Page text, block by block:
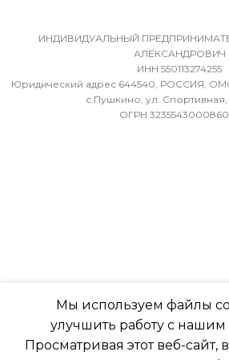
МИН. РАБОЧАЯ ТЕМПЕРАТУРА
ДО
247
ИНДИВИДУАЛЬНЫЙ
АЛЕКСАНДРОВИЧ
ИНН 550113274255
Юридический адрес 644540, РОССИЯ,
с.Пушкино, ул. Спортивная,
ОГРН
Мы используем файлы
улучшить работу с нашим
Просматривая этот веб-сайт,